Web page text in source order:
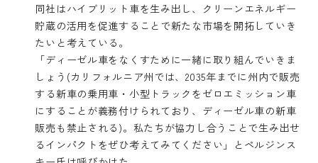
同社はハイブリット車を生み出し、クリーンエネルギー
貯蔵の活用を促進することで新たな市場を開拓していき
たいと考えている。
「ディーゼル車をなくすために一緒に取り組んでいきま
しょう(カリフォルニア州では、2035年までに州内で販売
する新車の乗用車・小型トラックをゼロエミッション車
にすることが義務付けられており、ディーゼル車の新車
販売も禁止される)。私たちが協力し合うことで生み出せ
るインパクトをぜひ考えてみてください」とペルジンス